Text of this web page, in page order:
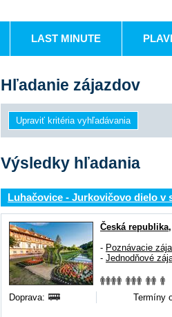
LAST MINUTE
Hľadanie zájazdov
Výsledky hľadania
Luhačovice - Jurkovičovo dielo v
Česká republika
- Poznávacie
- Jednodňové
Doprava: Termíny